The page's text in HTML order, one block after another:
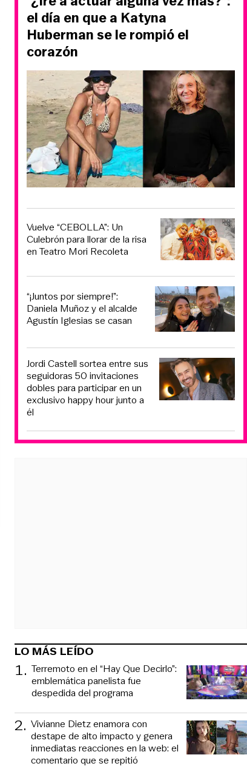
el día en que a Katyna
Huberman se le rompió el
corazón
Vuelve “CEBOLLA”: Un
Culebrón para llorar de la risa
en Teatro Mori Recoleta
“¡Juntos por siempre!”:
Daniela Muñoz y el alcalde
Agustín Iglesias se casan
Jordi Castell sortea entre sus
seguidoras 50 invitaciones
dobles para participar en un
exclusivo happy hour junto a
él
LO MÁS LEÍDO
1. Terremoto en el “Hay Que Decirlo”:
emblemática panelista fue
despedida del programa
2. Vivianne Dietz enamora con
destape de alto impacto y genera
inmediatas reacciones en la web: el
comentario que se repitió